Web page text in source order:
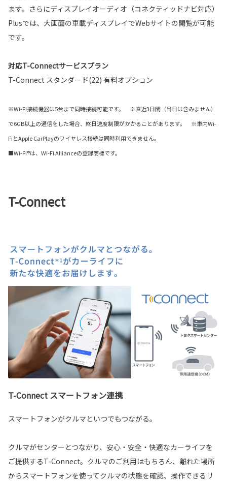
ます。さらにディスプレイオーディオ（コネクティッドナビ対応）
Plusでは、大画面の車載ディスプレイでWebサイトの閲覧が可能
です。
対応T-Connectサービスプラン
T-Connect スタンダード(22) 有料オプション
※Wi-Fi接続機器は5台まで同時接続可能です。 ※直近3日間（当日は含みません）
で6GB以上の通信をした場合、終日速度制限がかかることがあります。 ※車内Wi-
FiとApple CarPlayのワイヤレス接続は同時利用できません。
■Wi-Fi®は、Wi-Fi Allianceの登録商標です。
T-Connect
T-Connect スマートフォン連携
スマートフォンがクルマといつでもつながる。
クルマがセンターとつながり、安心・安全・快適なカーライフを
ご提供するT-Connect。クルマのご利用はもちろん、離れた場所
からスマートフォンを使ってクルマの状態を確認、操作できるリ